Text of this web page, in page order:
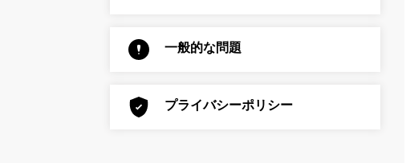
一般的な問題
プライバシーポリシー